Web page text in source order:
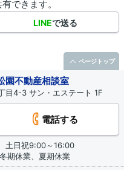
できます。
LINEで送る
園不動産相談室
目4-3 サン・エステート 1F
電話する
日祝9:00～16:00
期休業、夏期休業
ページトップ